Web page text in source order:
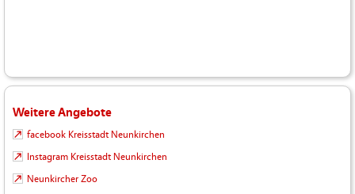
Weitere Angebote
facebook Kreisstadt Neunkirchen
Instagram Kreisstadt Neunkirchen
Neunkircher Zoo